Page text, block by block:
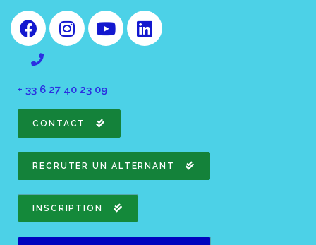
+ 33 6 27 40 23 09
CONTACT
RECRUTER UN ALTERNANT
INSCRIPTION